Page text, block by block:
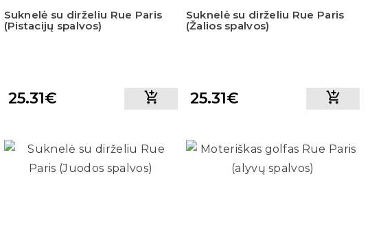
Suknelė su dirželiu Rue Paris
(Pistacijų spalvos)
25.31€
Suknelė su dirželiu Rue Paris
(Žalios spalvos)
25.31€